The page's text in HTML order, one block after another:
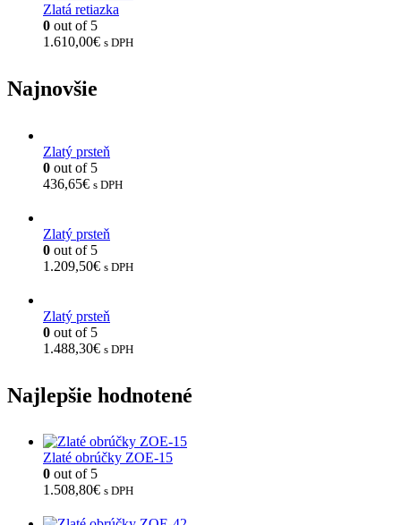
Zlatá retiazka
0 out of 5
1.610,00€ s DPH
Najnovšie
Zlatý prsteň
0 out of 5
436,65€ s DPH
Zlatý prsteň
0 out of 5
1.209,50€ s DPH
Zlatý prsteň
0 out of 5
1.488,30€ s DPH
Najlepšie hodnotené
Zlaté obrúčky ZOE-15
0 out of 5
1.508,80€ s DPH